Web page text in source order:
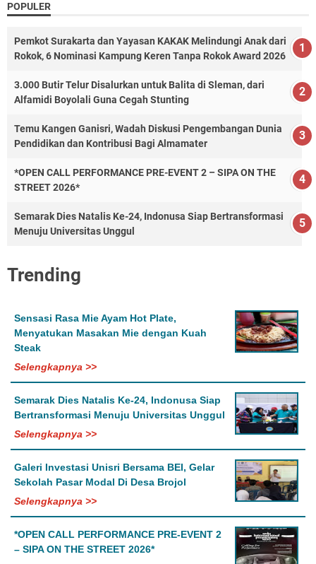
POPULER
Pemkot Surakarta dan Yayasan KAKAK Melindungi Anak dari
Rokok, 6 Nominasi Kampung Keren Tanpa Rokok Award 2026
3.000 Butir Telur Disalurkan untuk Balita di Sleman, dari
Alfamidi Boyolali Guna Cegah Stunting
Temu Kangen Ganisri, Wadah Diskusi Pengembangan Dunia
Pendidikan dan Kontribusi Bagi Almamater
*OPEN CALL PERFORMANCE PRE-EVENT 2 – SIPA ON THE
STREET 2026*
Semarak Dies Natalis Ke-24, Indonusa Siap Bertransformasi
Menuju Universitas Unggul
Trending
Sensasi Rasa Mie Ayam Hot Plate,
Menyatukan Masakan Mie dengan Kuah
Steak
Selengkapnya >>
Semarak Dies Natalis Ke-24, Indonusa Siap
Bertransformasi Menuju Universitas Unggul
Selengkapnya >>
Galeri Investasi Unisri Bersama BEI, Gelar
Sekolah Pasar Modal Di Desa Brojol
Selengkapnya >>
*OPEN CALL PERFORMANCE PRE-EVENT 2
– SIPA ON THE STREET 2026*